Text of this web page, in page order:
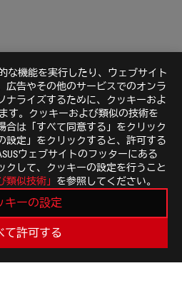
な機能を実行したり、ウェブサイト
広告やその他のサービスでのオンラ
ナライズするために、クッキーおよ
す。クッキーおよび類似の技術を
合は「すべて同意する」をクリック
設定」をクリックすると、許可する
ウェブサイトのフッターにある
クして、クッキーの設定を行うこと
類似技術」 を参照してください。
キーの設定
て許可する
ウスパッド > 左右両利き用
GALLERY